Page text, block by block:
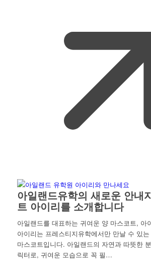
아일랜드유학의 새로운 안내
트 아이리를 소개합니다
아일랜드를 대표하는 귀여운 양 마스코트, 아
아이리는 프레스티지유학에서만 만날 수 있
마스코트입니다. 아일랜드의 자연과 따뜻한
릭터로, 귀여운 모습으로 꼭 필…